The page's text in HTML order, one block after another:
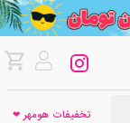
تخفیفات هومهر ❤